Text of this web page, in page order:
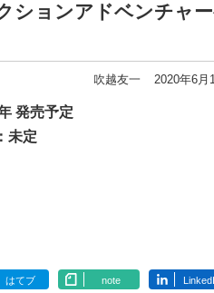
ションアドベンチャ
吹越友一 2020年6月
発売予定
未定
はてブ note